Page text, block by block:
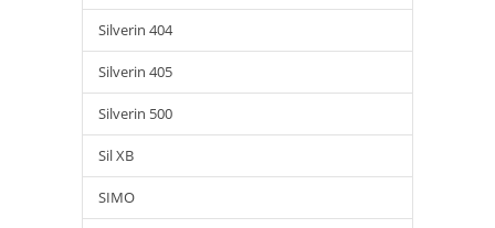
Silverin 404
Silverin 405
Silverin 500
Sil XB
SIMO